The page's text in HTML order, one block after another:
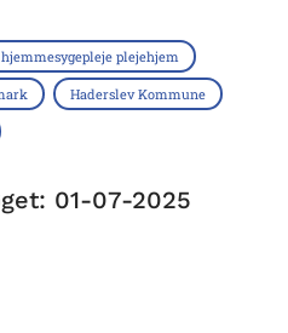
plejehjem
Haderslev Kommune
01-07-2025